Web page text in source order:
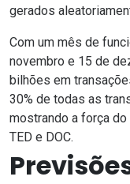
gerados
Com um mês de
novembro e 15 de
bilhões em
30% de todas as
mostrando a força
TED e DOC.